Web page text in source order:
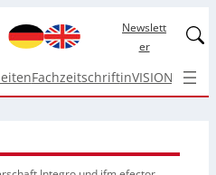
Newslett
er
FachzeitschriftinVISION Top